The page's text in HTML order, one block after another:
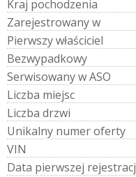
Kraj pochodzenia
Zarejestrowanyw
Pierwszywłaściciel
Bezwypadkowy
SerwisowanywASO
Liczba miejsc
Liczba drzwi
Unikalny numeroferty
VIN
Data pierwszej rejestracj